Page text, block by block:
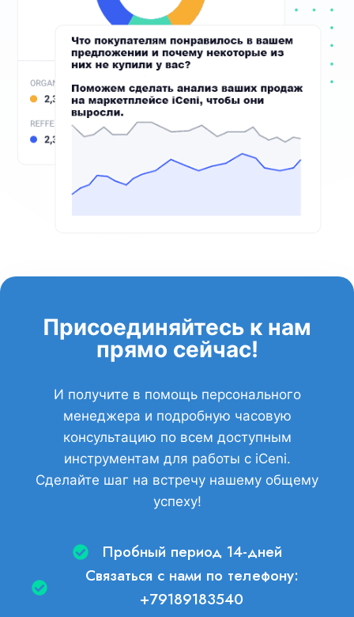
Присоединяйтесь к нам
прямо сейчас!
И получите в помощь персонального
менеджера и подробную часовую
консультацию по всем доступным
инструментам для работы с iCeni.
Сделайте шаг на встречу нашему общему
успеху!
Пробный период 14-дней
Связаться с нами по телефону:
+79189183540